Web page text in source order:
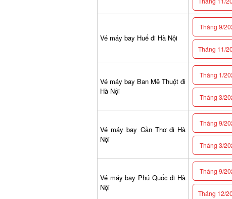
Vé máy bay Huế đi Hà Nội
Tháng 9/
Tháng 11/
Vé máy bay Ban Mê Thuột đi
Hà Nội
Tháng 1/
Tháng 3/
Vé máy bay Cần Thơ đi Hà
Nội
Tháng 9/
Tháng 3/
Vé máy bay Phú Quốc đi Hà
Nội
Tháng 9/
Tháng 12/